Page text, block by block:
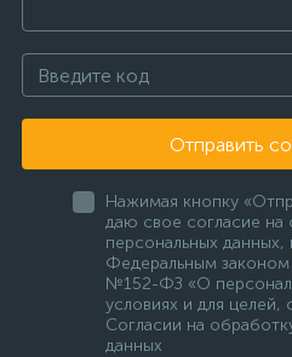
Отправить
Нажимая кнопку
даю свое согласие на
персональных данных,
Федеральным законом
№152-ФЗ «О
условиях и для целей,
Согласии на
данных